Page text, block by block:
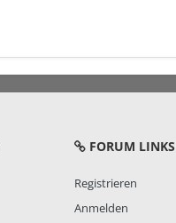
FORUM LINKS
Registrieren
Anmelden